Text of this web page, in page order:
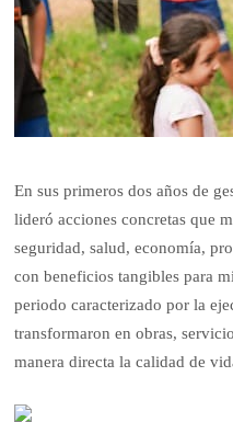
En sus primeros dos años de
lideró acciones concretas que
seguridad, salud, economía,
con beneficios tangibles para
periodo caracterizado por la
transformaron en obras,
manera directa la calidad de